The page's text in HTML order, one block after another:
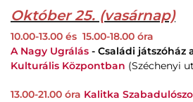
Október 25. (vasárnap)
10.00-13.00 és 15.00-18.00 óra
A Nagy Ugrálás - Családi játszóház
Kulturális Központban (Széchenyi
13.00-21.00 óra Kalitka